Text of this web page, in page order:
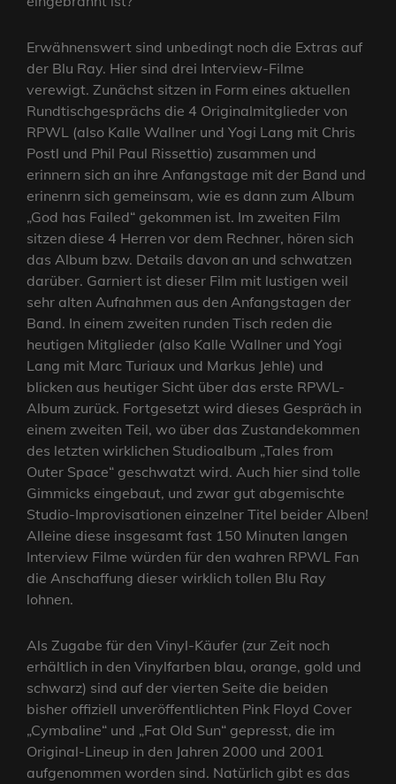
Erwähnenswert sind unbedingt noch die Extras auf
der Blu Ray. Hier sind drei Interview-Filme
verewigt. Zunächst sitzen in Form eines aktuellen
Rundtischgesprächs die 4 Originalmitglieder von
RPWL (also Kalle Wallner und Yogi Lang mit Chris
Postl und Phil Paul Rissettio) zusammen und
erinnern sich an ihre Anfangstage mit der Band und
erinenrn sich gemeinsam, wie es dann zum Album
„God has Failed“ gekommen ist. Im zweiten Film
sitzen diese 4 Herren vor dem Rechner, hören sich
das Album bzw. Details davon an und schwatzen
darüber. Garniert ist dieser Film mit lustigen weil
sehr alten Aufnahmen aus den Anfangstagen der
Band. In einem zweiten runden Tisch reden die
heutigen Mitglieder (also Kalle Wallner und Yogi
Lang mit Marc Turiaux und Markus Jehle) und
blicken aus heutiger Sicht über das erste RPWL-
Album zurück. Fortgesetzt wird dieses Gespräch in
einem zweiten Teil, wo über das Zustandekommen
des letzten wirklichen Studioalbum „Tales from
Outer Space“ geschwatzt wird. Auch hier sind tolle
Gimmicks eingebaut, und zwar gut abgemischte
Studio-Improvisationen einzelner Titel beider Alben!
Alleine diese insgesamt fast 150 Minuten langen
Interview Filme würden für den wahren RPWL Fan
die Anschaffung dieser wirklich tollen Blu Ray
lohnen.
Als Zugabe für den Vinyl-Käufer (zur Zeit noch
erhältlich in den Vinylfarben blau, orange, gold und
schwarz) sind auf der vierten Seite die beiden
bisher offiziell unveröffentlichten Pink Floyd Cover
„Cymbaline“ und „Fat Old Sun“ gepresst, die im
Original-Lineup in den Jahren 2000 und 2001
aufgenommen worden sind. Natürlich gibt es das